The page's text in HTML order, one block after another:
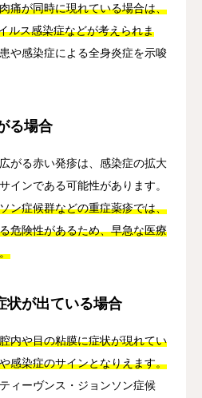
痛が同時に現れている場合は、
ルス感染症などが考えられま
や感染症による全身炎症を示唆
る場合
がる赤い発疹は、感染症の拡大
インである可能性があります。
ン症候群などの重症薬疹では、
危険性があるため、早急な医療
状が出ている場合
内や目の粘膜に症状が現れてい
感染症のサインとなりえます。
ィーヴンス・ジョンソン症候